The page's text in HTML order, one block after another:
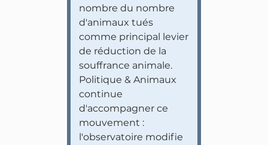
nombre du nombre
d'animaux tués
comme principal levier
de réduction de la
souffrance animale.
Politique & Animaux
continue
d'accompagner ce
mouvement :
l'observatoire modifie